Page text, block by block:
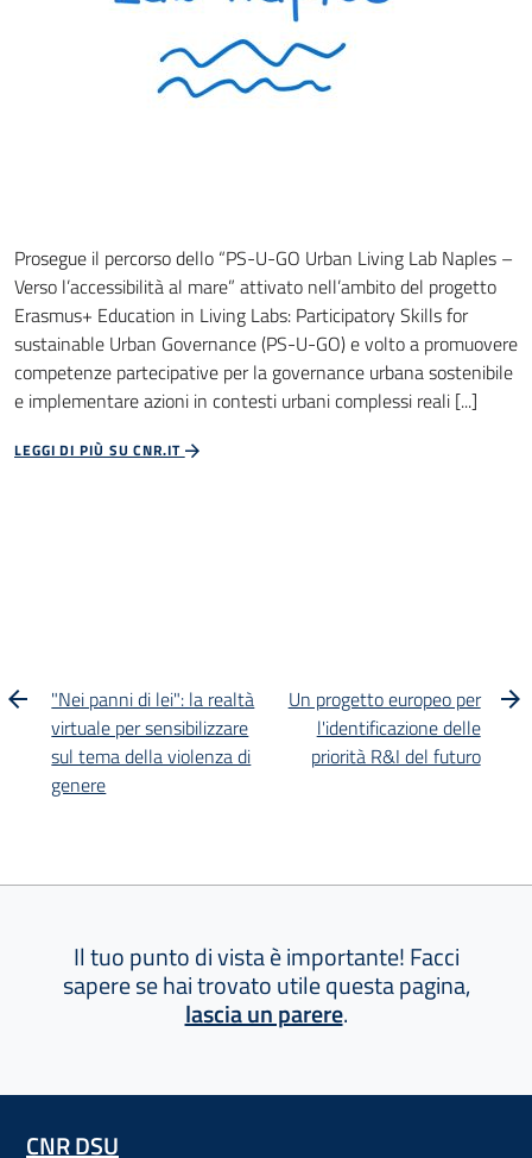
Prosegue il percorso dello “PS-U-GO Urban Living Lab Naples –
Verso l’accessibilità al mare” attivato nell’ambito del progetto
Erasmus+ Education in Living Labs: Participatory Skills for
sustainable Urban Governance (PS-U-GO) e volto a promuovere
competenze partecipative per la governance urbana sostenibile
e implementare azioni in contesti urbani complessi reali [...]
LEGGI DI PIÙ SU CNR.IT
"Nei panni di lei": la realtà
virtuale per sensibilizzare
sul tema della violenza di
genere
Un progetto europeo per
l'identificazione delle
priorità R&I del futuro
Il tuo punto di vista è importante! Facci
sapere se hai trovato utile questa pagina,
lascia un parere.
CNR DSU